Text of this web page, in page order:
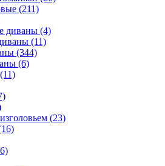
(211)
диваны (4)
(11)
(344)
(6)
(11)
(23)